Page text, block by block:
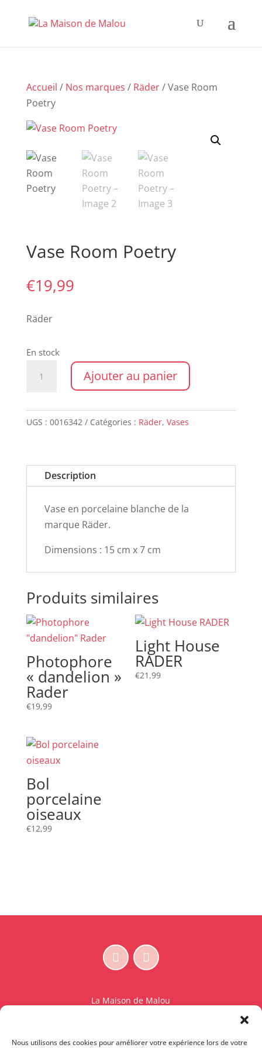
Nous utilisons des cookies pour améliorer votre expérience lors de votre
Accueil / Nos marques / Räder/ Vase Room
Poetry
Vase Room Poetry
€19,99
Räder
En stock
Room
Ajouter au panier
UGS : 0016342 Catégories : Räder, Vases
Description
Vase en porcelaine blanche de la
marque Räder.
Dimensions : 15 cm x 7 cm
Produits similaires
Photophore
« dandelion »
Rader
€19,99
Light House
RADER
€21,99
Bol
porcelaine
oiseaux
€12,99
La Maison de Malou